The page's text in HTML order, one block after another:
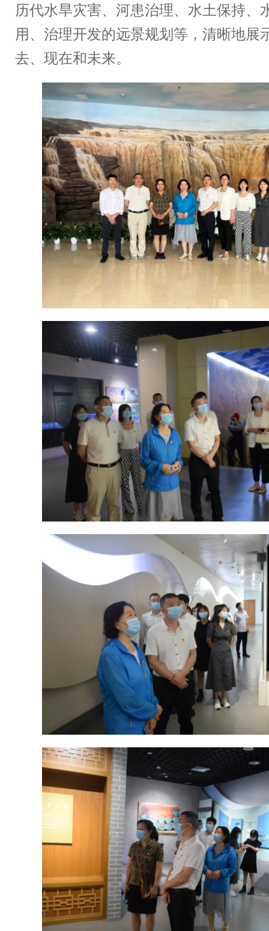
历代水旱灾害、河患治理、水土保持、
用、治理开发的远景规划等，清晰地展
去、现在和未来。